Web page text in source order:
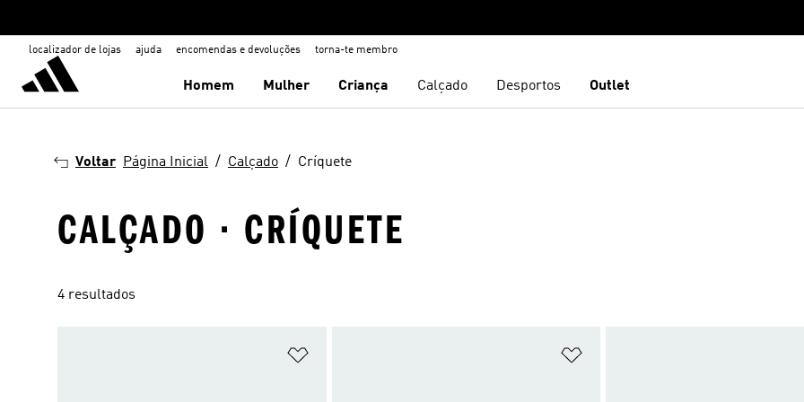
localizador de lojas ajuda encomendas e devoluções torna-te membro
Homem Mulher Criança Calçado Desportos Outlet
Voltar Página Inicial Calçado Críquete
CALÇADO · CRÍQUETE
4 resultados